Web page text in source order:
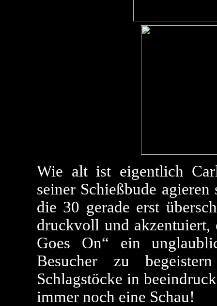
Wie alt ist eigentlich
seiner Schießbude
die 30 gerade erst
druckvoll und akzentuiert,
Goes On“ ein
Besucher zu
Schlagstöcke in
immer noch eine Schau!